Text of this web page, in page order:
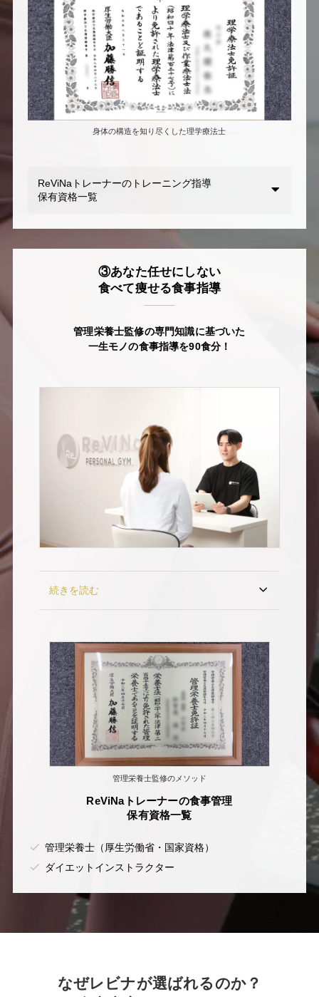
身体の構造を知り尽くした理学療法士
ReViNaトレーナーのトレーニング指導
保有資格一覧
③あなた任せにしない
食べて痩せる食事指導
管理栄養士監修の専門知識に基づいた
一生モノの食事指導を90食分！
続きを読む
管理栄養士監修のメソッド
ReViNaトレーナーの食事管理
保有資格一覧
管理栄養士（厚生労働省・国家資格）
ダイエットインストラクター
なぜレビナが選ばれるのか？